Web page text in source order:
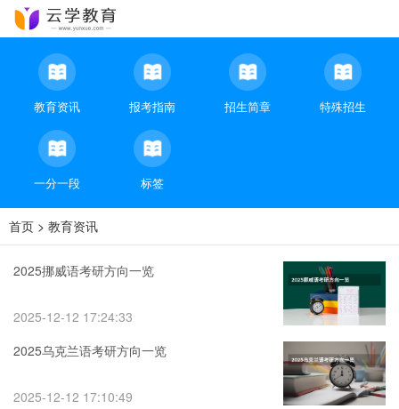
教育资讯 报考指南 招生简章 特殊招生
一分一段 标签
首页 > 教育资讯
2025挪威语考研方向一览
2025-12-12 17:24:33
2025乌克兰语考研方向一览
2025-12-12 17:10:49